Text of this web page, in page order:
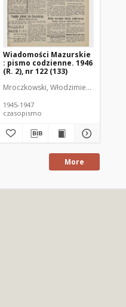
1971). Redaktor
Wiadomości Mazurskie
: pismo codzienne. 1946
(R. 2), nr 122 (133)
Mroczkowski, Włodzimierz (1902-
1945-1947
czasopismo
More